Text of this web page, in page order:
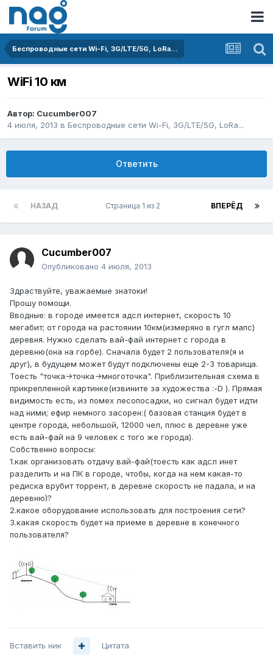
Беспроводные сети Wi-Fi, 3G/LTE/5G, LoRa...
WiFі 10 км
Автор: Cucumber007
4 июля, 2013 в Беспроводные сети Wi-Fi, 3G/LTE/5G, LoRa...
Ответить
НАЗАД ВПЕРЁД
Страница 1 из 2
Cucumber007
Опубликовано 4 июля, 2013
Здраствуйте, уважаемые знатоки!
Прошу помощи.
Вводные: в городе имеется адсл интернет, скорость 10
мегабит; от города на растоянии 10км(измеряно в гугл мапс)
деревня. Нужно сделать вай-фай интернет с города в
деревню(она на горбе). Сначала будет 2 пользователя(я и
друг), в будущем может будут подключены еще 2-3 товарища.
Тоесть "точка->точка->многоточка". Приблизительная схема в
прикрепленной картинке(извините за художества :-D ). Прямая
видимость есть, из помех лесопосадки, но сигнал будет идти
над ними; ефир немного засорен:( базовая станция будет в
центре города, небольшой, 12000 чел, плюс в деревне уже
есть вай-фай на 9 человек с того же города).
Собственно вопросы:
1.как организовать отдачу вай-фай(тоесть как адсл инет
разделить и на ПК в городе, чтобы, когда на нем какая-то
редиска врубит торрент, в деревне скорость не падала, и на
деревню)?
2.какое оборудование использовать для построения сети?
3.какая скорость будет на приеме в деревне в конечного
пользователя?
Вставить ник Цитата